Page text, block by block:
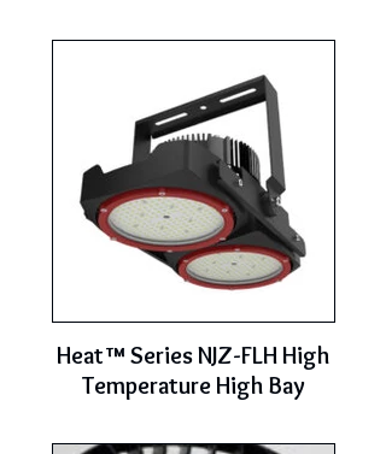
Heat™ Series NJZ-FLH High
Temperature High Bay